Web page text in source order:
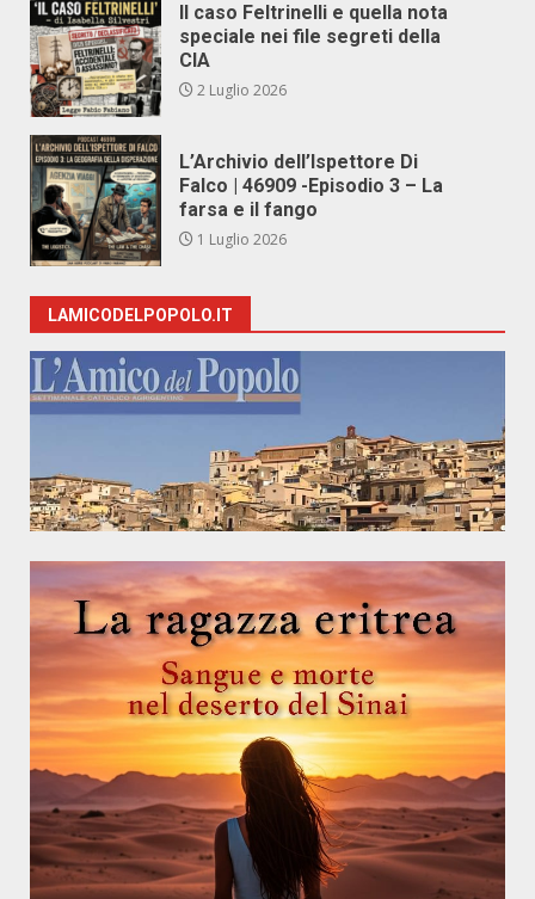
Il caso Feltrinelli e quella nota
speciale nei file segreti della
CIA
2 Luglio 2026
L’Archivio dell’Ispettore Di
Falco | 46909 -Episodio 3 – La
farsa e il fango
1 Luglio 2026
LAMICODELPOPOLO.IT